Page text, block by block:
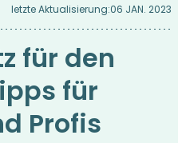
letzte Aktualisierung:06 JAN. 2023
für den
für
Profis